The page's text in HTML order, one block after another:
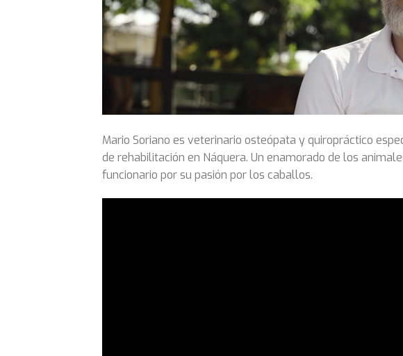
Mario Soriano es veterinario osteópata y quiropráctico
de rehabilitación en Náquera. Un enamorado de los
funcionario por su pasión por los caballos.